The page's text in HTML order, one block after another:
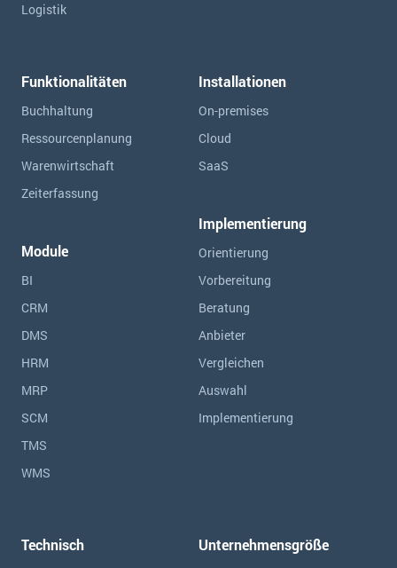
Logistik
Funktionalitäten
Buchhaltung
Ressourcen­planung
Warenwirtschaft
Zeiterfassung
Module
BI
CRM
DMS
HRM
MRP
SCM
TMS
WMS
Installationen
On-premises
Cloud
SaaS
Implementierung
Orientierung
Vorbereitung
Beratung
Anbieter
Vergleichen
Auswahl
Implementierung
Technisch Unternehmensgröße